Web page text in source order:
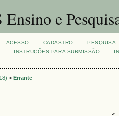
e
ACESSO CADASTRO
PESQUISA
INSTRUÇÕES PARA SUBMISSÃO
> Errante